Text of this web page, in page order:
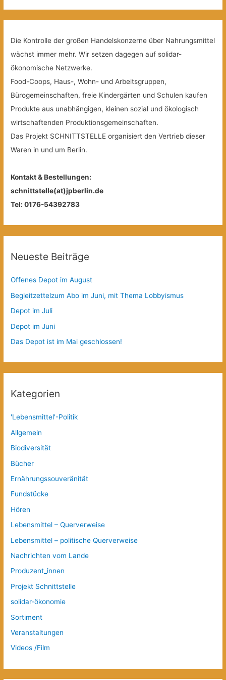
Die Kontrolle der großen Handelskonzerne über Nahrungsmittel
wächst immer mehr. Wir setzen dagegen auf solidar-
ökonomische Netzwerke.
Food-Coops, Haus-, Wohn- und Arbeitsgruppen,
Bürogemeinschaften, freie Kindergärten und Schulen kaufen
Produkte aus unabhängigen, kleinen sozial und ökologisch
wirtschaftenden Produktionsgemeinschaften.
Das Projekt SCHNITTSTELLE organisiert den Vertrieb dieser
Waren in und um Berlin.
Kontakt & Bestellungen:
schnittstelle(at)jpberlin.de
Tel: 0176-54392783
Neueste Beiträge
Offenes Depot im August
Begleitzettelzum Abo im Juni, mit Thema Lobbyismus
Depot im Juli
Depot im Juni
Das Depot ist im Mai geschlossen!
Kategorien
'Lebensmittel'-Politik
Allgemein
Biodiversität
Bücher
Ernährungssouveränität
Fundstücke
Hören
Lebensmittel – Querverweise
Lebensmittel – politische Querverweise
Nachrichten vom Lande
Produzent_innen
Projekt Schnittstelle
solidar-ökonomie
Sortiment
Veranstaltungen
Videos /Film